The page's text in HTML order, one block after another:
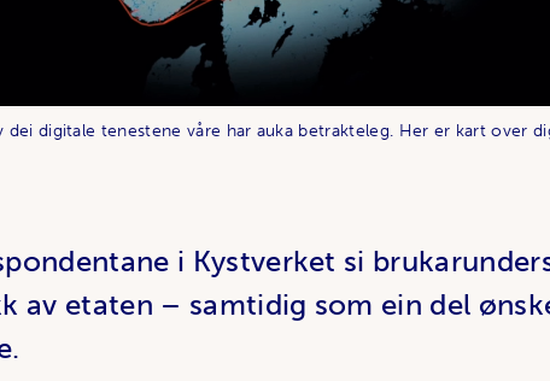
dei digitale tenestene våre har auka betrakteleg. Her er kart over
i Kystverket si
av etaten – samtidig som ein del